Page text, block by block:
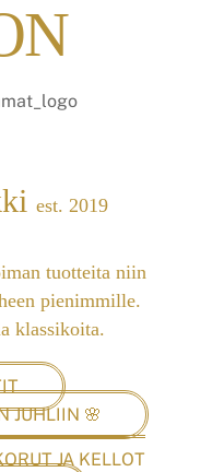
est. 2019
tuotteita niin
pienimmille.
klassikoita.
JUHLIIN 🌸
JA KELLOT